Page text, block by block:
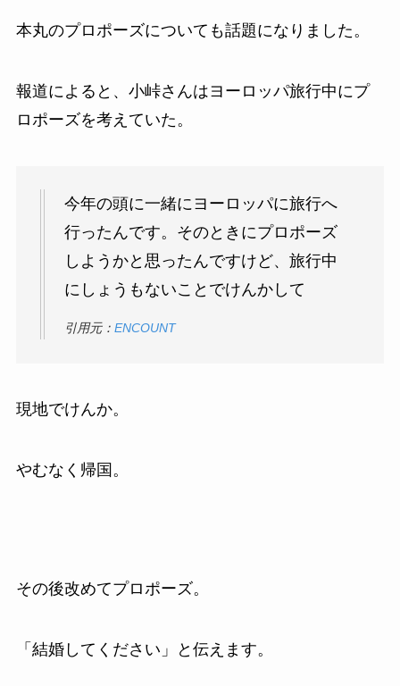
本丸のプロポーズについても話題になりました。
報道によると、小峠さんはヨーロッパ旅行中にプ
ロポーズを考えていた。
今年の頭に一緒にヨーロッパに旅行へ
行ったんです。そのときにプロポーズ
しようかと思ったんですけど、旅行中
にしょうもないことでけんかして
引用元： ENCOUNT
現地でけんか。
やむなく帰国。
その後改めてプロポーズ。
「結婚してください」と伝えます。